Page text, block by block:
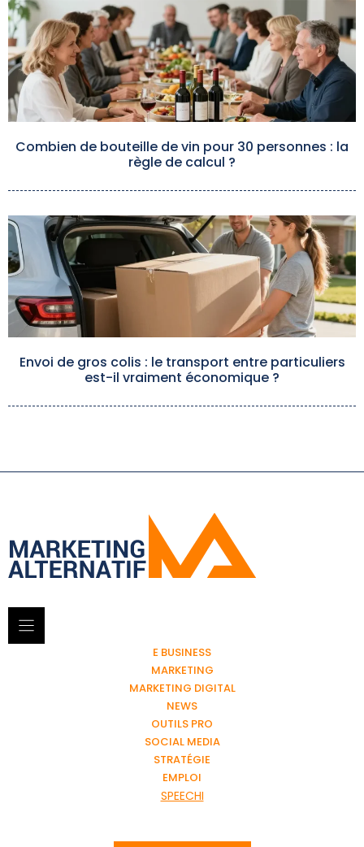
Combien de bouteille de vin pour 30 personnes : la
règle de calcul ?
Envoi de gros colis : le transport entre particuliers
est-il vraiment économique ?
E BUSINESS
MARKETING
MARKETING DIGITAL
NEWS
OUTILS PRO
SOCIAL MEDIA
STRATÉGIE
EMPLOI
SPEECHI